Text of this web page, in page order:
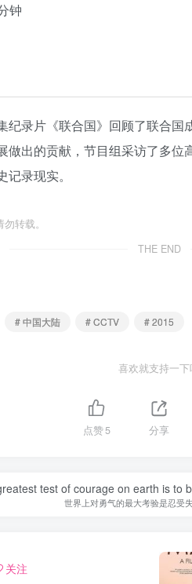
钟
纪录片《联合国》回顾了联合
做出的贡献，节目组采访了多
录现实。
转载。
THE END
# 中国大陆 # CCTV # 2015
喜欢就支持一下
点赞5 分享
test of courage on earth is to
世界上对勇气的最大考验是忍受
关注